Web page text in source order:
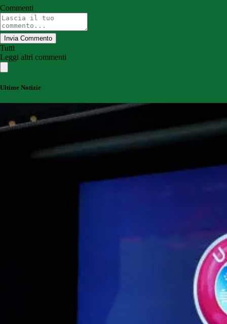
Commenti
Invia Commento
Tutti
Leggi altri commenti
Ultime Notizie